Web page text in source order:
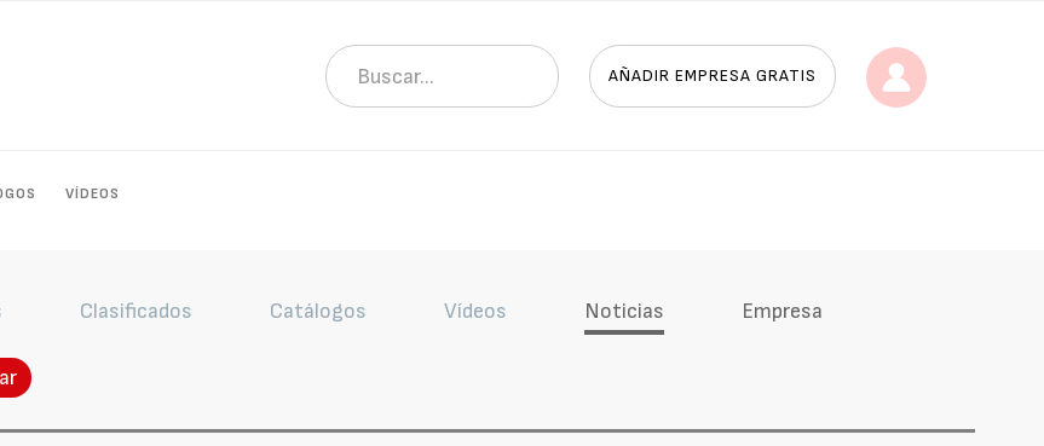
AÑADIR EMPRESA GRATIS
VÍDEOS
Clasificados Catálogos Vídeos Noticias Empresa